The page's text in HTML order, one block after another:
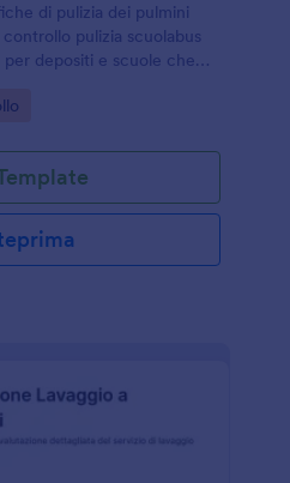
di pulizia dei pulmini
pulizia scuolabus
depositi e scuole che